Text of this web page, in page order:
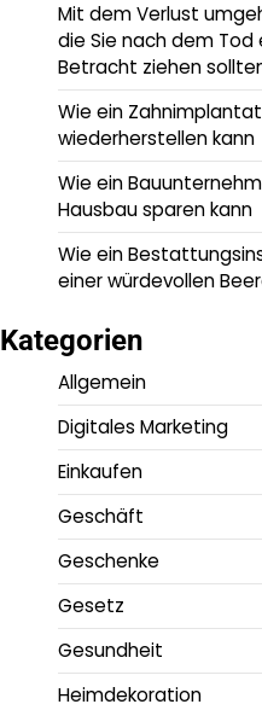
Mit dem Verlust
die Sie nach dem
Betracht ziehen
Wie ein
wiederherstellen kann
Wie ein
Hausbau sparen kann
Wie ein
einer würdevollen
Kategorien
Allgemein
Digitales Marketing
Einkaufen
Geschäft
Geschenke
Gesetz
Gesundheit
Heimdekoration